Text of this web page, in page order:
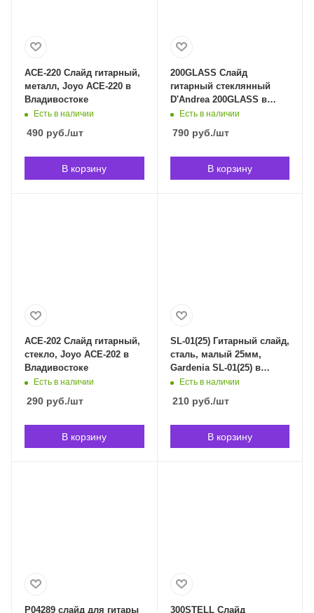
ACE-220 Слайд гитарный,
металл, Joyo ACE-220 в
Владивостоке
Есть в наличии
490 руб./шт
В корзину
200GLASS Cлайд
гитарный стеклянный
D'Andrea 200GLASS в
Владивостоке
Есть в наличии
790руб./шт
В корзину
ACE-202 Слайд гитарный,
стекло, Joyo ACE-202 в
Владивостоке
Есть в наличии
290 руб./шт
В корзину
SL-01(25) Гитарный слайд,
сталь, малый 25мм,
Gardenia SL-01(25) в
Владивостоке
Есть в наличии
210руб./шт
В корзину
P04289 слайд для гитары 300STELL Cлайд